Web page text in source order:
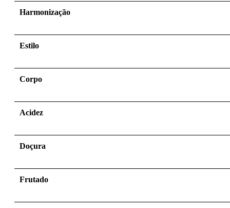
Harmonização
Estilo
Corpo
Acidez
Doçura
Frutado